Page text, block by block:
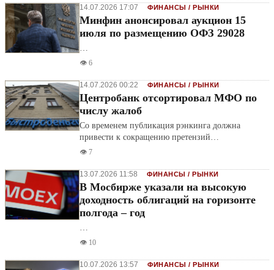
14.07.2026 17:07 ФИНАНСЫ / РЫНКИ
Минфин анонсировал аукцион 15
июля по размещению ОФЗ 29028
👁️ 6
14.07.2026 00:22 ФИНАНСЫ / РЫНКИ
Центробанк отсортировал МФО по
числу жалоб
Со временем публикация рэнкинга должна
привести к сокращению претензий…
👁️ 7
13.07.2026 11:58 ФИНАНСЫ / РЫНКИ
В Мосбирже указали на высокую
доходность облигаций на горизонте
полгода – год
👁️ 10
10.07.2026 13:57 ФИНАНСЫ / РЫНКИ